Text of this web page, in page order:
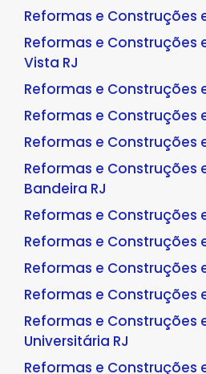
Reformas e Construções
Reformas e Construções
Vista RJ
Reformas e Construções
Reformas e Construções
Reformas e Construções
Reformas e Construções
Bandeira RJ
Reformas e Construções
Reformas e Construções
Reformas e Construções
Reformas e Construções
Reformas e Construções
Universitária RJ
Reformas e Construções